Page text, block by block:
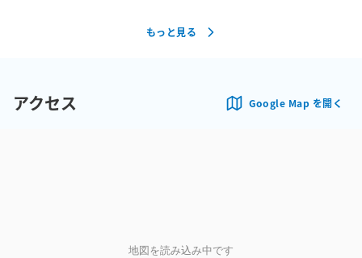
もっと見る
アクセス Google Map を開く
地図を読み込み中です